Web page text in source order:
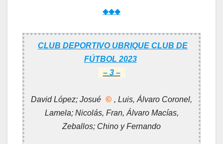
◆◆◆
CLUB DEPORTIVO UBRIQUE CLUB DE
FÚTBOL 2023
– 3 –
David López; Josué © , Luis, Álvaro Coronel,
Lamela; Nicolás, Fran, Álvaro Macías,
Zeballos; Chino y Fernando